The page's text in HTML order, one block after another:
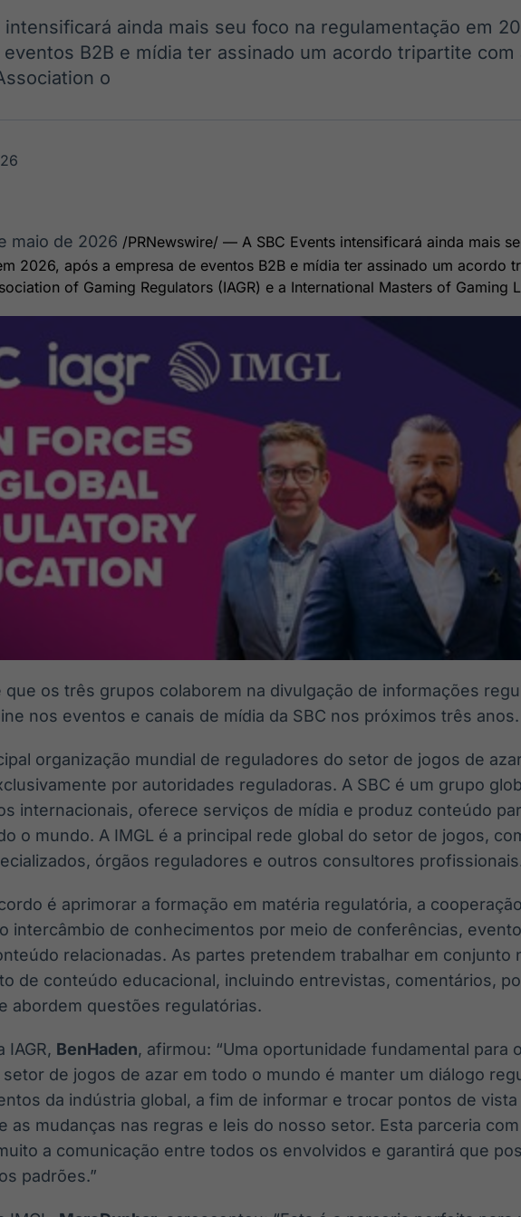
e
Cotações e
headlines de
notícias
Componentes
para conteúdos e
funcionalidades
Conteúdos e
dados para
displays e telas
Curadoria de
conteúdos
noticiosos
intensificará ainda mais seu foco na regulamentação em
B2B e mídia ter assinado um acordo tripartite com
o
maio de 2026 /PRNewswire/ — A SBC Events intensificará ainda mais
2026, após a empresa de eventos B2B e mídia ter assinado um acordo
of Gaming Regulators (IAGR) e a International Masters of Gaming
que os três grupos colaborem na divulgação de informações
nos eventos e canais de mídia da SBC nos próximos três anos.
organização mundial de reguladores do setor de jogos de
por autoridades reguladoras. A SBC é um grupo
internacionais, oferece serviços de mídia e produz conteúdo
o mundo. A IMGL é a principal rede global do setor de jogos,
órgãos reguladores e outros consultores
é aprimorar a formação em matéria regulatória, a cooperação
intercâmbio de conhecimentos por meio de conferências,
relacionadas. As partes pretendem trabalhar em conjunto
de conteúdo educacional, incluindo entrevistas, comentários,
abordem questões regulatórias.
IAGR, BenHaden, afirmou: “Uma oportunidade fundamental para
de jogos de azar em todo o mundo é manter um diálogo
da indústria global, a fim de informar e trocar pontos de vista
as mudanças nas regras e leis do nosso setor. Esta parceria com
a comunicação entre todos os envolvidos e garantirá que
padrões.”